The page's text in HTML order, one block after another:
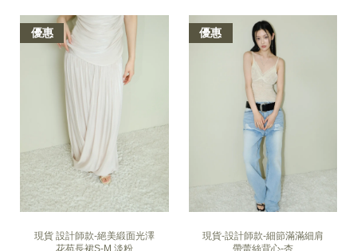
優惠
現貨 設計師款-絕美緞面光澤
花苞長裙S-M 淡粉
優惠
現貨-設計師款-細節滿滿細肩
帶蕾絲背心-杏